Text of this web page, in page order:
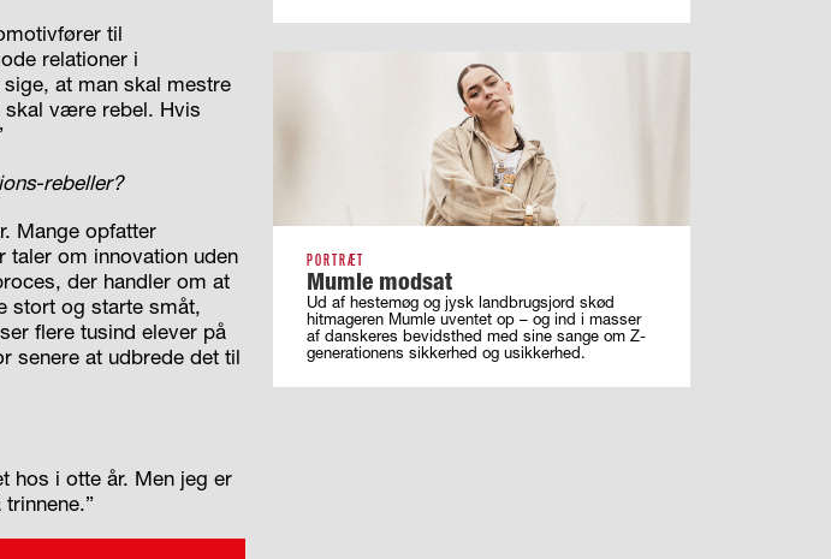
til
relationer i
at man skal mestre
skal være rebel. Hvis
rebeller?
Mange opfatter
taler om innovation uden
der handler om at
stort og starte småt,
flere tusind elever på
senere at udbrede det til
hos i otte år. Men jeg er
PORTRÆT
Mumle modsat
Ud af hestemøg og jysk landbrugsjord skød
hitmageren Mumle uventet op – og ind i masser
af ­danskeres bevidsthed med sine sange om ­Z-
generationens sikkerhed og usikkerhed.